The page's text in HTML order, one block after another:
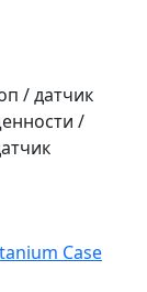
/ датчик
/
Case